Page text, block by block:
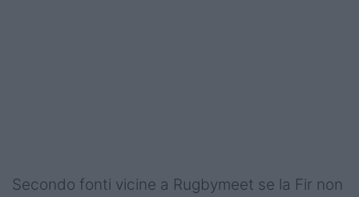
Secondo fonti vicine a Rugbymeet se la Fir non